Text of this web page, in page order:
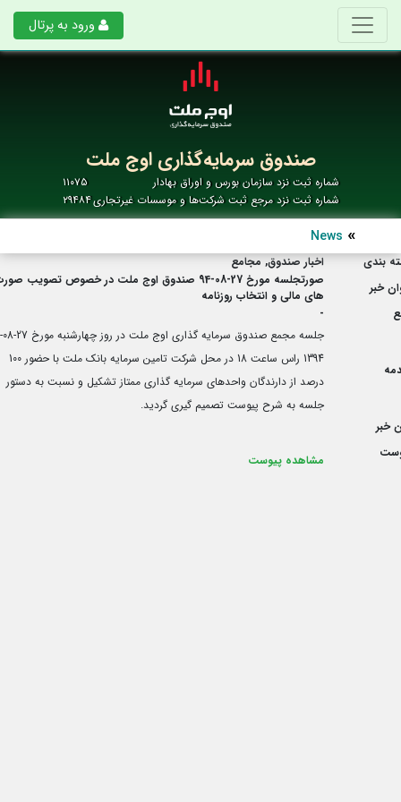
ورود به پرتال
صندوق سرمایه‌گذاری اوج ملت
شماره ثبت نزد سازمان بورس و اوراق بهادار
۱۱۰۷۵
شماره ثبت نزد مرجع ثبت شرکت‌ها و موسسات غیرتجاری۲۹۴۸۴
News
بندی
اخبار صندوق, مجامع
خبر
صورتجلسه مورخ 27-08-94 صندوق اوج ملت در خصوص تصویب
های مالی و انتخاب روزنامه
-
جلسه مجمع صندوق سرمایه گذاری اوج ملت در روز چهارشنبه مورخ 27-08-
1394 راس ساعت 18 در محل شرکت تامین سرمایه بانک ملت با حضور 100
درصد از دارندگان واحدهای سرمایه گذاری ممتاز تشکیل و نسبت به دستور
جلسه به شرح پیوست تصمیم گیری گردید.
خبر
مشاهده پیوست